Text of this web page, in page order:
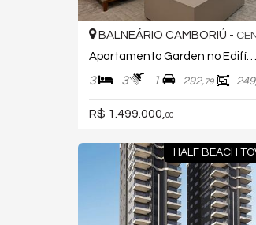
BALNEÁRIO CAMBORIÚ -
3 3 1 292,79
R$ 1.499.000, 00
HALF BEACH